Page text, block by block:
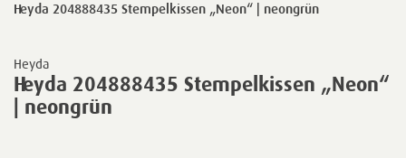
Heyda
Heyda 204888435 Stempelkissen „Neon“
| neongrün
Heyda 204888435 Stempelkissen „Neon“ | neongrün